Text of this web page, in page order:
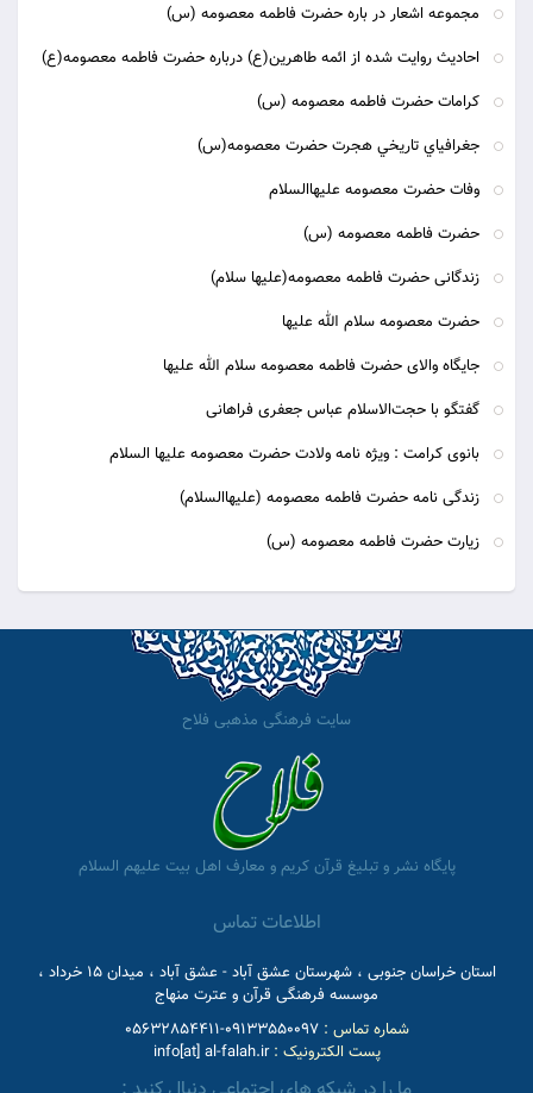
مجموعه اشعار در باره حضرت فاطمه معصومه (س)
احاديث روايت شده از ائمه طاهرين(ع) درباره حضرت فاطمه معصومه(ع)
کرامات حضرت فاطمه معصومه (س)
جغرافياي تاريخي هجرت حضرت معصومه(س)
وفات حضرت معصومه علیهاالسلام
حضرت فاطمه معصومه (س)
زندگانى حضرت فاطمه معصومه(عليها سلام)
حضرت معصومه سلام الله علیها
جایگاه والای حضرت فاطمه معصومه سلام الله علیها
گفتگو با حجت‌الاسلام عباس جعفری فراهانی
بانوی کرامت : ویژه نامه ولادت حضرت معصومه علیها السلام
زندگی نامه حضرت فاطمه معصومه (علیهاالسلام)
زیارت حضرت فاطمه معصومه (س)
سایت فرهنگی مذهبی فلاح
پایگاه نشر و تبلیغ قرآن کریم و معارف اهل بیت علیهم السلام
اطلاعات تماس
استان خراسان جنوبی ، شهرستان عشق آباد - عشق آباد ، میدان 15 خرداد ،
موسسه فرهنگی قرآن و عترت منهاج
شماره تماس :09133550097-05632854411
پست الکترونیک :info[at] al-falah.ir